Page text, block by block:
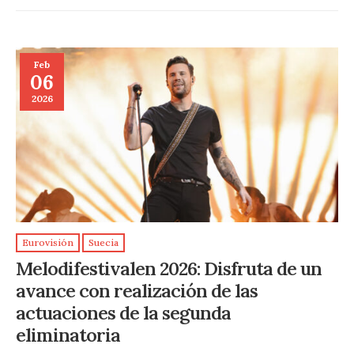
Feb
06
2026
Eurovisión Suecia
Melodifestivalen 2026: Disfruta de un
avance con realización de las
actuaciones de la segunda
eliminatoria